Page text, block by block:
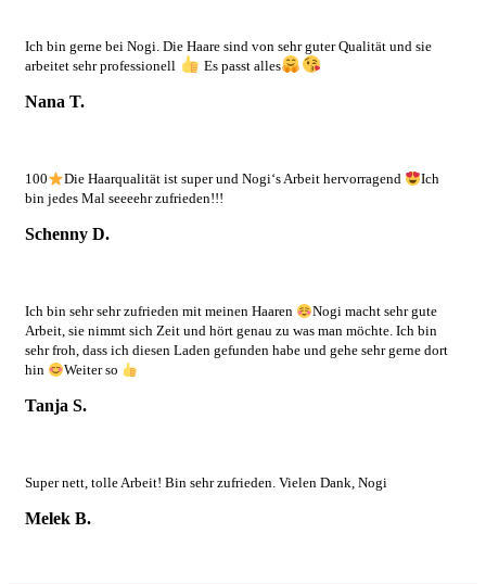
Ich bin gerne bei Nogi. Die Haare sind von sehr guter Qualität und sie
arbeitet sehr professionell
Es passt alles
Nana T.
100 Die Haarqualität ist super und Nogi‘s Arbeit hervorragend
Ich
bin jedes Mal seeeehr zufrieden!!!
Schenny D.
Ich bin sehr sehr zufrieden mit meinen Haaren
Nogi macht sehr gute
Arbeit, sie nimmt sich Zeit und hört genau zu was man möchte. Ich bin
sehr froh, dass ich diesen Laden gefunden habe und gehe sehr gerne dort
hin
Weiter so
Tanja S.
Super nett, tolle Arbeit! Bin sehr zufrieden. Vielen Dank, Nogi
Melek B.